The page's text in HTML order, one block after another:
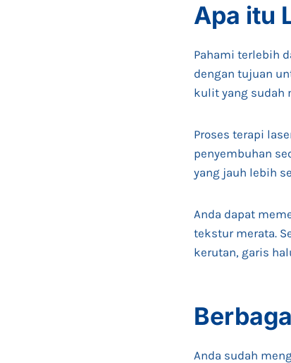
Apa itu
Pahami terlebih
dengan tujuan
kulit yang sudah
Proses terapi
penyembuhan
yang jauh lebih
Anda dapat
tekstur merata.
kerutan, garis
Anda sudah